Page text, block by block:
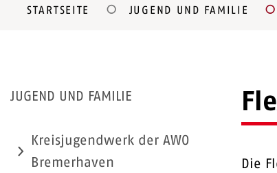
STARTSEITE JUGEND UND FAMILIE
Die
JUGEND UND FAMILIE
Kreisjugendwerk der AWO
Bremerhaven